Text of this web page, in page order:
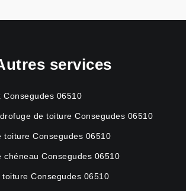
services
Consegudes 06510
de toiture Consegudes 06510
toiture Consegudes 06510
chéneau Consegudes 06510
toiture Consegudes 06510